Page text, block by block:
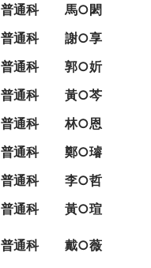
普通科
馬○閎
普通科
謝○享
普通科
郭○妡
普通科
黃○芩
普通科
林○恩
普通科
鄭○璿
普通科
李○哲
普通科
黃○瑄
普通科 戴○薇